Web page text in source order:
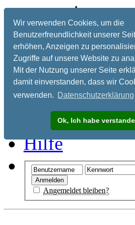
Wir verwenden Cookies, um die
Benutzerfreundlichkeit unserer
erhöhen, Anzeigen zu
Zugriffe auf unsere Website zu
Mit der Nutzung unserer Seite
damit einverstanden, dass wir
verwenden. Datenschutzerklärung
Ok, Ich habe
Registrieren
Hilfe
Angemeldet bleiben?